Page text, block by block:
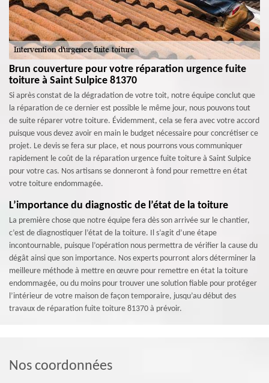
Brun couverture pour votre réparation urgence fuite
toiture à Saint Sulpice 81370
Si après constat de la dégradation de votre toit, notre équipe conclut que
la réparation de ce dernier est possible le même jour, nous pouvons tout
de suite réparer votre toiture. Évidemment, cela se fera avec votre accord
puisque vous devez avoir en main le budget nécessaire pour concrétiser ce
projet. Le devis se fera sur place, et nous pourrons vous communiquer
rapidement le coût de la réparation urgence fuite toiture à Saint Sulpice
pour votre cas. Nos artisans se donneront à fond pour remettre en état
votre toiture endommagée.
L’importance du diagnostic de l’état de la toiture
La première chose que notre équipe fera dès son arrivée sur le chantier,
c’est de diagnostiquer l’état de la toiture. Il s’agit d’une étape
incontournable, puisque l’opération nous permettra de vérifier la cause du
dégât ainsi que son importance. Nos experts pourront alors déterminer la
meilleure méthode à mettre en œuvre pour remettre en état la toiture
endommagée, ou du moins pour trouver une solution fiable pour protéger
l’intérieur de votre maison de façon temporaire, jusqu’au début des
travaux de réparation fuite toiture 81370 à prévoir.
Nos coordonnées